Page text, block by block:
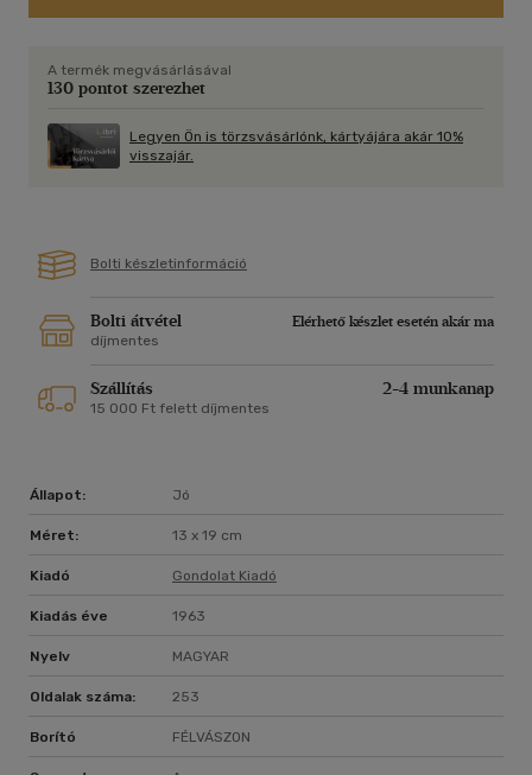
A termék megvásárlásával
130 pontot szerezhet
Legyen Ön is törzsvásárlónk, kártyájára akár 10%
visszajár.
Bolti készletinformáció
Bolti átvétel
Elérhető készlet esetén akár ma
díjmentes
Szállítás 2-4 munkanap
15 000 Ft felett díjmentes
Állapot: Jó
Méret: 13 x 19 cm
Kiadó Gondolat Kiadó
Kiadás éve 1963
Nyelv MAGYAR
Oldalak száma: 253
Borító FÉLVÁSZON